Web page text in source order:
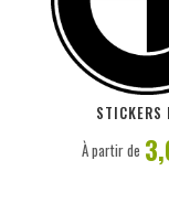
STICKERS
À partir de